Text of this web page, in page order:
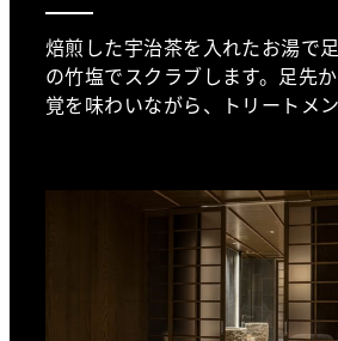
焙煎した宇治茶を入れたお湯で
の竹塩でスクラブします。足先
覚を味わいながら、トリートメ